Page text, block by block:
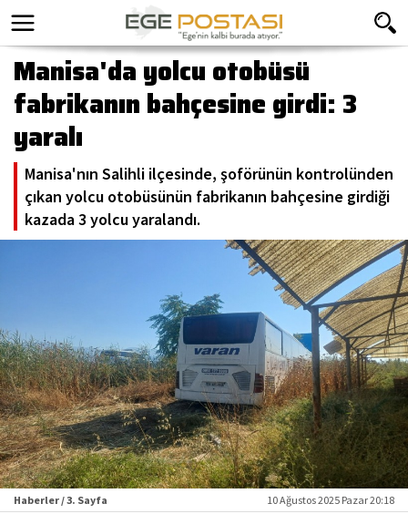
Manisa'da yolcu otobüsü
fabrikanın bahçesine girdi: 3
yaralı
Manisa'nın Salihli ilçesinde, şoförünün kontrolünden
çıkan yolcu otobüsünün fabrikanın bahçesine girdiği
kazada 3 yolcu yaralandı.
Haberler / 3. Sayfa 10 Ağustos 2025 Pazar 20:18